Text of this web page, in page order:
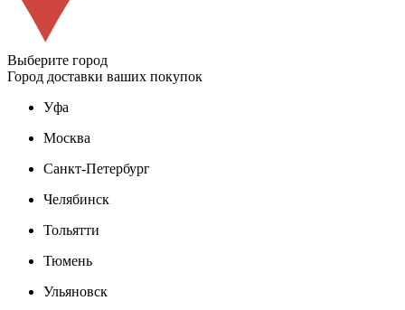
Выберите город
Город доставки ваших покупок
Уфа
Москва
Санкт-Петербург
Челябинск
Тольятти
Тюмень
Ульяновск